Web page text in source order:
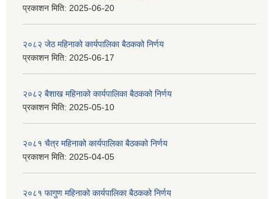
प्रकाशन मिति: 2025-06-20
२०८२ जेठ महिनाको कार्यपालिका बैठकको निर्णय
प्रकाशन मिति: 2025-06-17
२०८२ बैशाख महिनाको कार्यपालिका बैठकको निर्णय
प्रकाशन मिति: 2025-05-10
२०८१ चैत्र महिनाको कार्यपालिका बैठकको निर्णय
प्रकाशन मिति: 2025-04-05
२०८१ फागुण महिनाको कार्यपालिका बैठकको निर्णय